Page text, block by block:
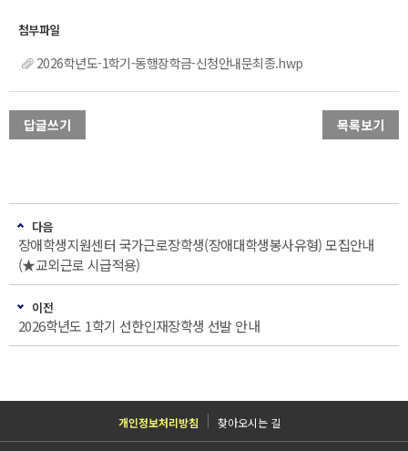
2026학년도-1학기-동행장학금-신청안내문최종.hwp
답글쓰기 목록보기
다음
장애학생지원센터 국가근로장학생(장애대학생봉사유형) 모집안내
(★교외근로 시급적용)
이전
2026학년도 1학기 선한인재장학생 선발 안내
개인정보처리방침 찾아오시는 길